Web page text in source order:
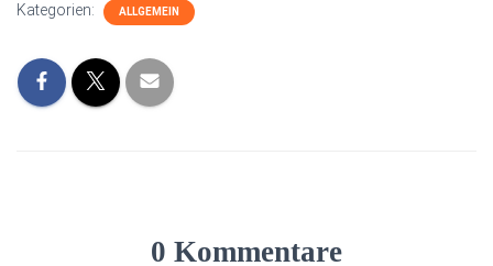
Kategorien: ALLGEMEIN
0 Kommentare